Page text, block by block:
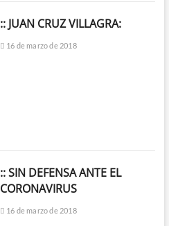
:: JUAN CRUZ VILLAGRA:
16 de marzo de 2018
:: SIN DEFENSA ANTE EL
CORONAVIRUS
16 de marzo de 2018